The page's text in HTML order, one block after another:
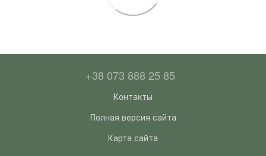
+38 073 888 25 85
Контакты
Полная версия сайта
Карта сайта